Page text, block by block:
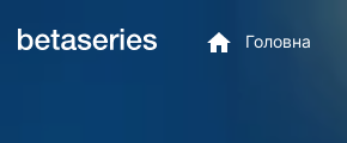
Головна